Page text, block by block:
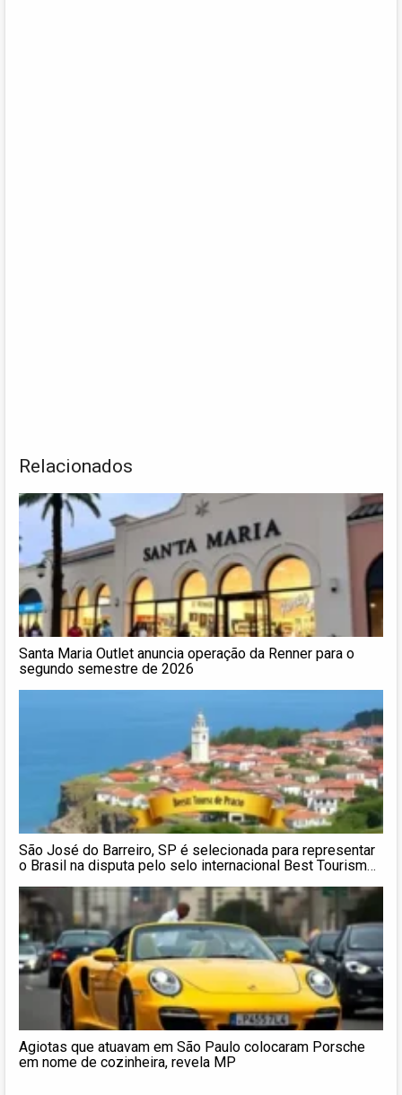
Relacionados
Santa Maria Outlet anuncia operação da Renner para o
segundo semestre de 2026
São José do Barreiro, SP é selecionada para representar
o Brasil na disputa pelo selo internacional Best Tourism
Agiotas que atuavam em São Paulo colocaram Porsche
em nome de cozinheira, revela MP